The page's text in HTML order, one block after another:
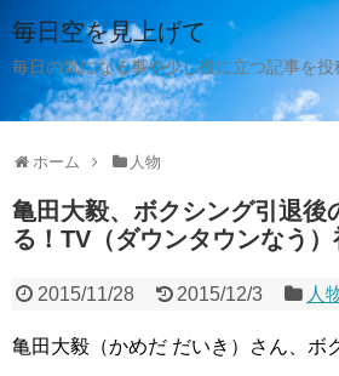
毎日空を見上げて
毎日の気になる事や少し役に立つ記事を投
ホーム 人物
亀田大毅、ボクシング引退後
る！TV（ダウンタウンなう）
2015/11/28 2015/12/3 人
亀田大毅（かめだ だいき）さん、ボ